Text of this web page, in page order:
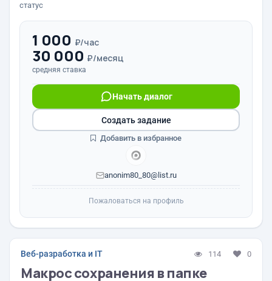
статус
1 000 ₽/час
30 000 ₽/месяц
средняя ставка
Начать диалог
anonim80_80@list.ru
Создать задание
Добавить в избранное
Пожаловаться на профиль
Веб-разработка и IT 114 0
Макрос сохранения в папке